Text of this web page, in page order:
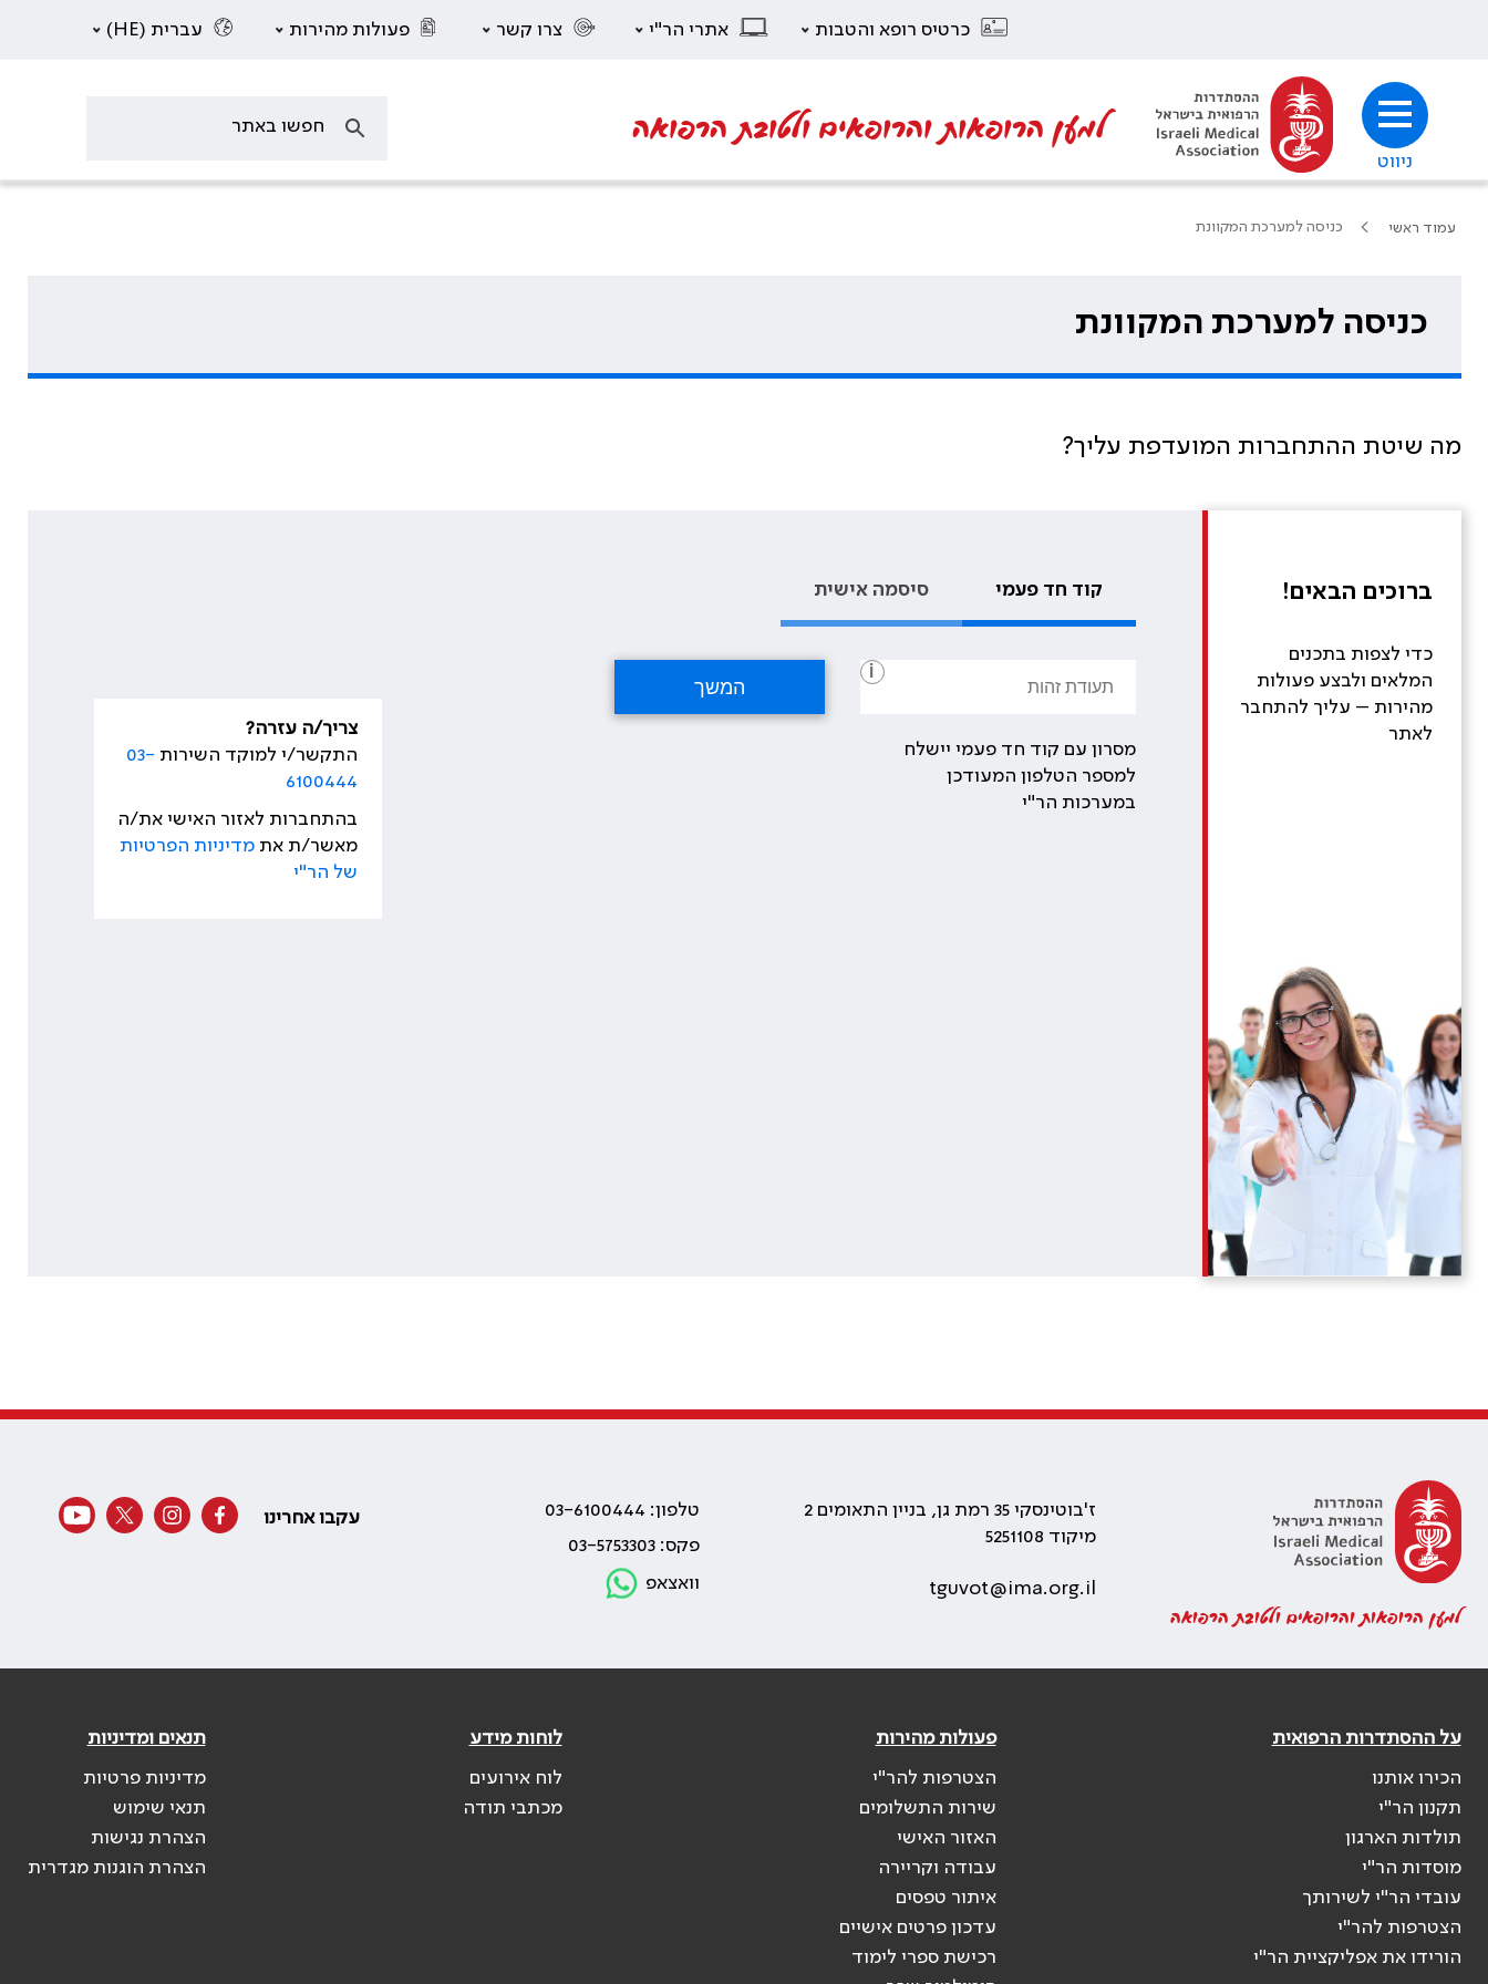
כרטיס רופא והטבות אתרי הר"י צרו קשר פעולות מהירות עברית (HE)
ניווט
למען הרופאות והרופאים ולטובת הרפואה
עמוד ראשי כניסה למערכת המקוונת
כניסה למערכת המקוונת
מה שיטת ההתחברות המועדפת עליך?
ברוכים הבאים!
כדי לצפות בתכנים
המלאים ולבצע פעולות
מהירות – עליך להתחבר
לאתר
קוד חד פעמי סיסמה אישית
i
מסרון עם קוד חד פעמי יישלח
למספר הטלפון המעודכן
במערכות הר"י
צריך/ה עזרה?
התקשר/י למוקד השירות 03-
6100444
בהתחברות לאזור האישי את/ה
מאשר/ת אתמדיניות הפרטיות
של הר"י
למען הרופאות והרופאים ולטובת הרפואה
ז'בוטינסקי 35 רמת גן, בניין התאומים 2
מיקוד 5251108
tguvot@ima.org.il
טלפון: 03-6100444
פקס: 03-5753303
וואצאפ
עקבו אחרינו
על ההסתדרות הרפואית
הכירו אותנו
תקנון הר"י
תולדות הארגון
מוסדות הר"י
עובדי הר"י לשירותך
הצטרפות להר"י
הורידו את אפליקציית הר"י
פעולות מהירות
הצטרפות להר"י
שירות התשלומים
האזור האישי
עבודה וקריירה
איתור טפסים
עדכון פרטים אישיים
רכישת ספרי לימוד
לוחות מידע
לוח אירועים
מכתבי תודה
תנאים ומדיניות
מדיניות פרטיות
תנאי שימוש
הצהרת נגישות
הצהרת הוגנות מגדרית